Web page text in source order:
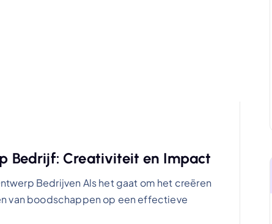
Bedrijf: Creativiteit en Impact
Bedrijven Als het gaat om het creëren
van boodschappen op een effectieve